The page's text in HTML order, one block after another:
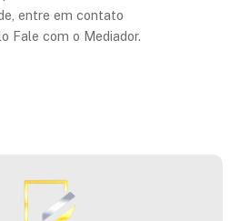
entre em contato
Fale com o Mediador.